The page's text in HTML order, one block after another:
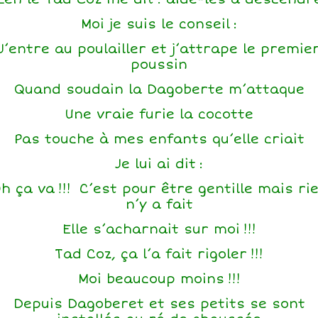
Moi je suis le conseil :
au poulailler et j’attrape le
poussin
Quand soudain la Dagoberte m’attaque
Une vraie furie la cocotte
Pas touche à mes enfants qu’elle criait
Je lui ai dit :
ça va !!! C’est pour être gentille mais
n’y a fait
Elle s’acharnait sur moi !!!
Tad Coz, ça l’a fait rigoler !!!
Moi beaucoup moins !!!
Depuis Dagoberet et ses petits se sont